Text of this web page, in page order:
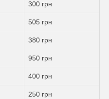
300 грн
505 грн
380 грн
950 грн
400 грн
250 грн